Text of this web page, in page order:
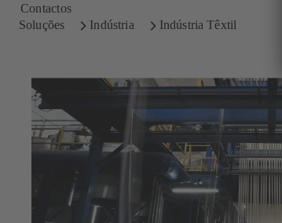
Contactos
Soluções
Indústria Indústria Têxtil